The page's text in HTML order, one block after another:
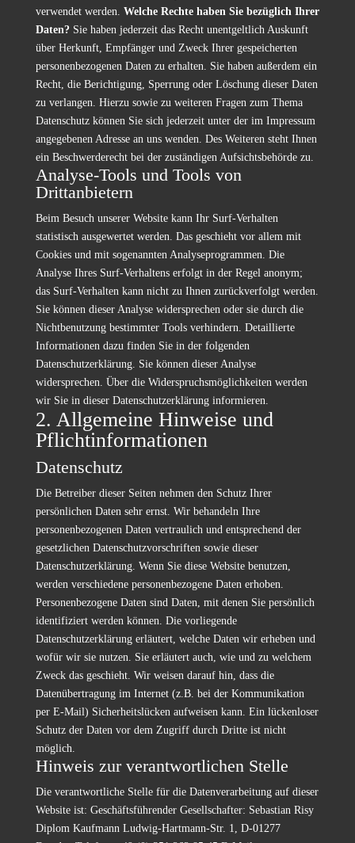
verwendet werden. Welche Rechte haben Sie bezüglich Ihrer
Daten?Sie haben jederzeit das Recht unentgeltlich Auskunft
über Herkunft, Empfänger und Zweck Ihrer gespeicherten
personenbezogenen Daten zu erhalten. Sie haben außerdem ein
Recht, die Berichtigung, Sperrung oder Löschung dieser Daten
zu verlangen. Hierzu sowie zu weiteren Fragen zum Thema
Datenschutz können Sie sich jederzeit unter der im Impressum
angegebenen Adresse an uns wenden. Des Weiteren steht Ihnen
ein Beschwerderecht bei der zuständigen Aufsichtsbehörde zu.
Analyse-Tools und Tools von
Drittanbietern
Beim Besuch unserer Website kann Ihr Surf-Verhalten
statistisch ausgewertet werden. Das geschieht vor allem mit
Cookies und mit sogenannten Analyseprogrammen. Die
Analyse Ihres Surf-Verhaltens erfolgt in der Regel anonym;
das Surf-Verhalten kann nicht zu Ihnen zurückverfolgt werden.
Sie können dieser Analyse widersprechen oder sie durch die
Nichtbenutzung bestimmter Tools verhindern. Detaillierte
Informationen dazu finden Sie in der folgenden
Datenschutzerklärung. Sie können dieser Analyse
widersprechen. Über die Widerspruchsmöglichkeiten werden
wir Sie in dieser Datenschutzerklärung informieren.
2. Allgemeine Hinweise und
Pflichtinformationen
Datenschutz
Die Betreiber dieser Seiten nehmen den Schutz Ihrer
persönlichen Daten sehr ernst. Wir behandeln Ihre
personenbezogenen Daten vertraulich und entsprechend der
gesetzlichen Datenschutzvorschriften sowie dieser
Datenschutzerklärung. Wenn Sie diese Website benutzen,
werden verschiedene personenbezogene Daten erhoben.
Personenbezogene Daten sind Daten, mit denen Sie persönlich
identifiziert werden können. Die vorliegende
Datenschutzerklärung erläutert, welche Daten wir erheben und
wofür wir sie nutzen. Sie erläutert auch, wie und zu welchem
Zweck das geschieht. Wir weisen darauf hin, dass die
Datenübertragung im Internet (z.B. bei der Kommunikation
per E-Mail) Sicherheitslücken aufweisen kann. Ein lückenloser
Schutz der Daten vor dem Zugriff durch Dritte ist nicht
möglich.
Hinweis zur verantwortlichen Stelle
Die verantwortliche Stelle für die Datenverarbeitung auf dieser
Website ist: Geschäftsführender Gesellschafter: Sebastian Risy
Diplom Kaufmann Ludwig-Hartmann-Str. 1, D-01277